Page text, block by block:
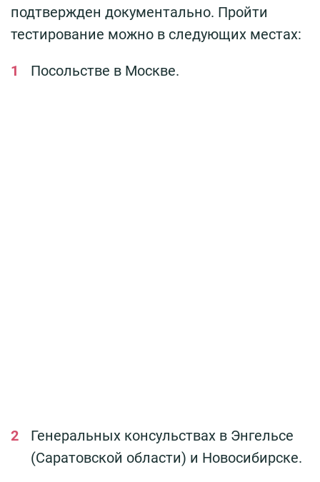
подтвержден документально. Пройти
тестирование можно в следующих местах:
Посольстве в Москве.
Генеральных консульствах в Энгельсе
(Саратовской области) и Новосибирске.